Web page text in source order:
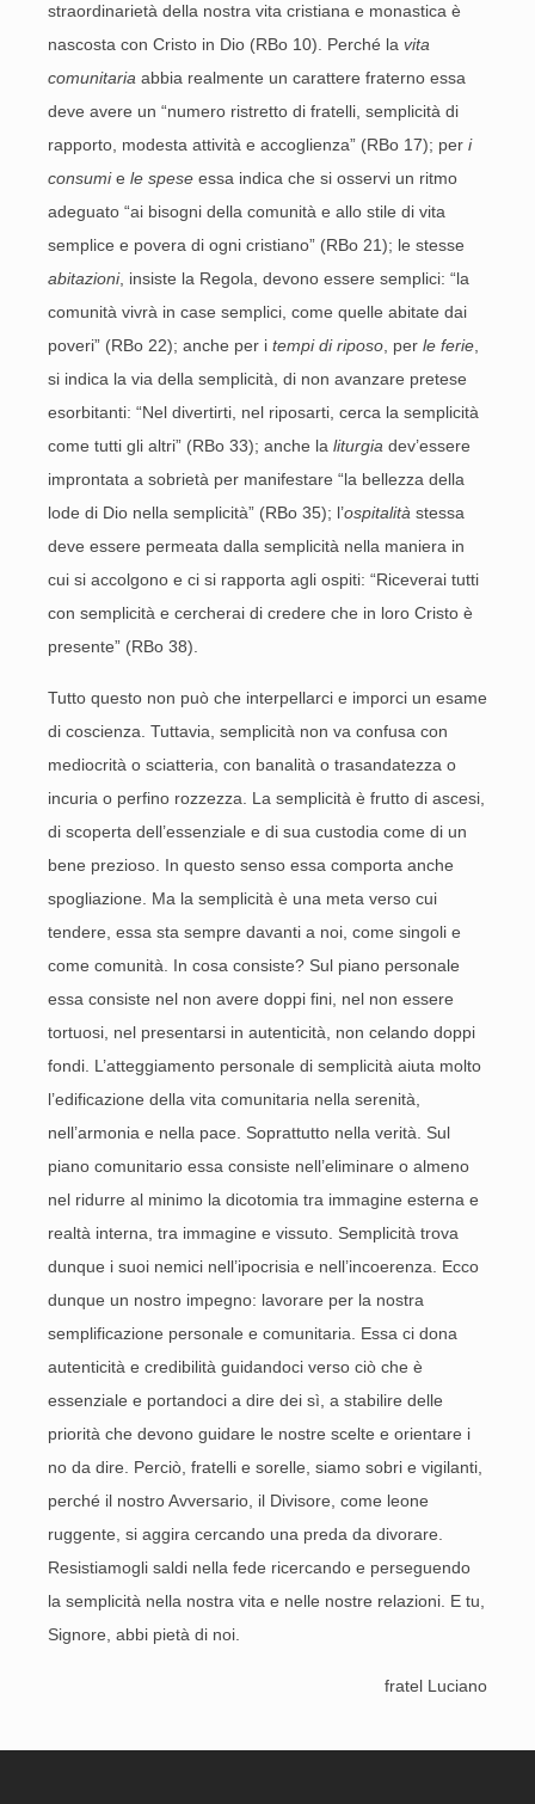
straordinarietà della nostra vita cristiana e monastica è
nascosta con Cristo in Dio (RBo 10). Perché la vita
comunitaria abbia realmente un carattere fraterno essa
deve avere un “numero ristretto di fratelli, semplicità di
rapporto, modesta attività e accoglienza” (RBo 17); per i
consumie le spese essa indica che si osservi un ritmo
adeguato “ai bisogni della comunità e allo stile di vita
semplice e povera di ogni cristiano” (RBo 21); le stesse
abitazioni, insiste la Regola, devono essere semplici: “la
comunità vivrà in case semplici, come quelle abitate dai
poveri” (RBo 22); anche per i tempi di riposo , per le ferie
si indica la via della semplicità, di non avanzare pretese
esorbitanti: “Nel divertirti, nel riposarti, cerca la semplicità
come tutti gli altri” (RBo 33); anche la liturgia dev’essere
improntata a sobrietà per manifestare “la bellezza della
lode di Dio nella semplicità” (RBo 35); l’ospitalità stessa
deve essere permeata dalla semplicità nella maniera in
cui si accolgono e ci si rapporta agli ospiti: “Riceverai tutti
con semplicità e cercherai di credere che in loro Cristo è
presente” (RBo 38).
Tutto questo non può che interpellarci e imporci un esame
di coscienza. Tuttavia, semplicità non va confusa con
mediocrità o sciatteria, con banalità o trasandatezza o
incuria o perfino rozzezza. La semplicità è frutto di ascesi,
di scoperta dell’essenziale e di sua custodia come di un
bene prezioso. In questo senso essa comporta anche
spogliazione. Ma la semplicità è una meta verso cui
tendere, essa sta sempre davanti a noi, come singoli e
come comunità. In cosa consiste? Sul piano personale
essa consiste nel non avere doppi fini, nel non essere
tortuosi, nel presentarsi in autenticità, non celando doppi
fondi. L’atteggiamento personale di semplicità aiuta molto
l’edificazione della vita comunitaria nella serenità,
nell’armonia e nella pace. Soprattutto nella verità. Sul
piano comunitario essa consiste nell’eliminare o almeno
nel ridurre al minimo la dicotomia tra immagine esterna e
realtà interna, tra immagine e vissuto. Semplicità trova
dunque i suoi nemici nell’ipocrisia e nell’incoerenza. Ecco
dunque un nostro impegno: lavorare per la nostra
semplificazione personale e comunitaria. Essa ci dona
autenticità e credibilità guidandoci verso ciò che è
essenziale e portandoci a dire dei sì, a stabilire delle
priorità che devono guidare le nostre scelte e orientare i
no da dire. Perciò, fratelli e sorelle, siamo sobri e vigilanti,
perché il nostro Avversario, il Divisore, come leone
ruggente, si aggira cercando una preda da divorare.
Resistiamogli saldi nella fede ricercando e perseguendo
la semplicità nella nostra vita e nelle nostre relazioni. E tu,
Signore, abbi pietà di noi.
fratel Luciano